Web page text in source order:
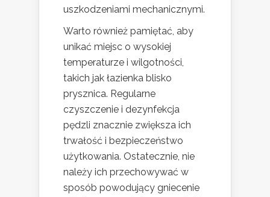
uszkodzeniami mechanicznymi.
Warto również pamiętać, aby
unikać miejsc o wysokiej
temperaturze i wilgotności,
takich jak łazienka blisko
prysznica. Regularne
czyszczenie i dezynfekcja
pędzli znacznie zwiększa ich
trwałość i bezpieczeństwo
użytkowania. Ostatecznie, nie
należy ich przechowywać w
sposób powodujący gniecenie